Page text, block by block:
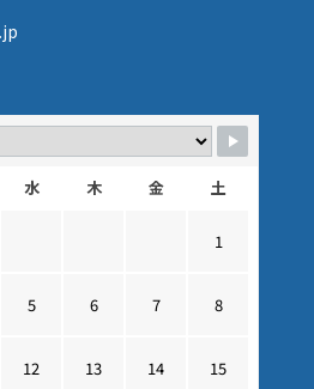
水 木 金 土
1
5 6 7 8
12 13 14 15